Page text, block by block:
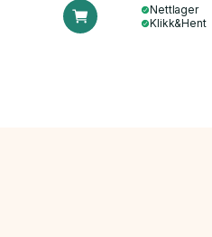
Nettlager
Klikk&Hent